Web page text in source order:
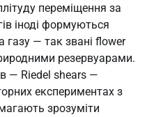
переміщення за
іноді формуються
газу — так звані flower
резервуарами.
— Riedel shears —
експериментах з
зрозуміти